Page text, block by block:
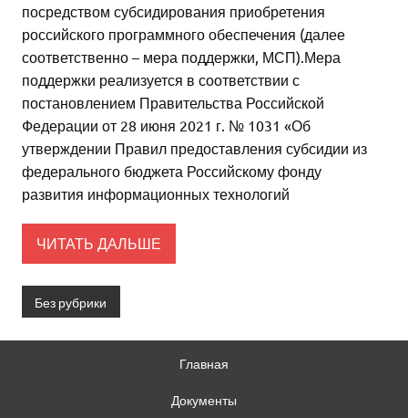
посредством субсидирования приобретения
российского программного обеспечения (далее
соответственно – мера поддержки, МСП).Мера
поддержки реализуется в соответствии с
постановлением Правительства Российской
Федерации от 28 июня 2021 г. № 1031 «Об
утверждении Правил предоставления субсидии из
федерального бюджета Российскому фонду
развития информационных технологий
ЧИТАТЬ ДАЛЬШЕ
Без рубрики
Главная
Документы